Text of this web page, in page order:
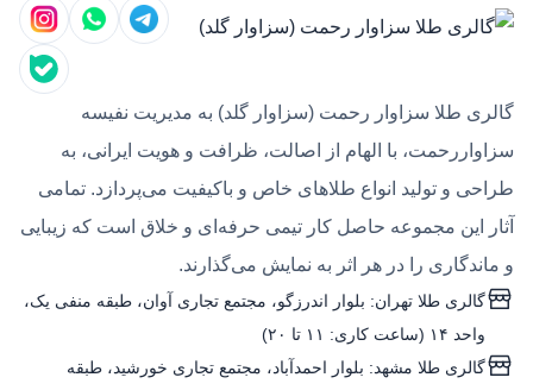
گالری طلا سزاوار رحمت (سزاوار گلد) به مدیریت نفیسه
سزاواررحمت، با الهام از اصالت، ظرافت و هویت ایرانی، به
طراحی و تولید انواع طلاهای خاص و باکیفیت می‌پردازد. تمامی
آثار این مجموعه حاصل کار تیمی حرفه‌ای و خلاق است که زیبایی
و ماندگاری را در هر اثر به نمایش می‌گذارند.
گالری طلا تهران: بلوار اندرزگو، مجتمع تجاری آوان، طبقه منفی یک،
واحد ۱۴ (ساعت کاری: ۱۱ تا ۲۰)
گالری طلا مشهد: بلوار احمدآباد، مجتمع تجاری خورشید، طبقه